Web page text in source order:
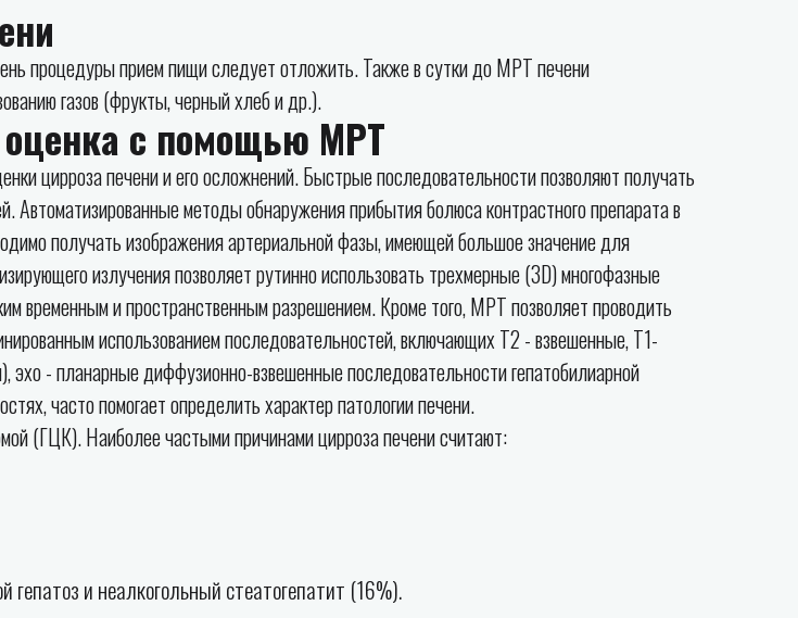
процедуры прием пищи следует отложить. Также в сутки до МРТ печени
газов (фрукты, черный хлеб и др.).
оценка с помощью МРТ
цирроза печени и его осложнений. Быстрые последовательности позволяют получать
Автоматизированные методы обнаружения прибытия болюса контрастного препарата в
получать изображения артериальной фазы, имеющей большое значение для
излучения позволяет рутинно использовать трехмерные (3D) многофазные
временным и пространственным разрешением. Кроме того, МРТ позволяет проводить
использованием последовательностей, включающих T2 - взвешенные, T1-
эхо - планарные диффузионно-взвешенные последовательности гепатобилиарной
часто помогает определить характер патологии печени.
(ГЦК). Наиболее частыми причинами цирроза печени считают:
и неалкогольный стеатогепатит (16%).